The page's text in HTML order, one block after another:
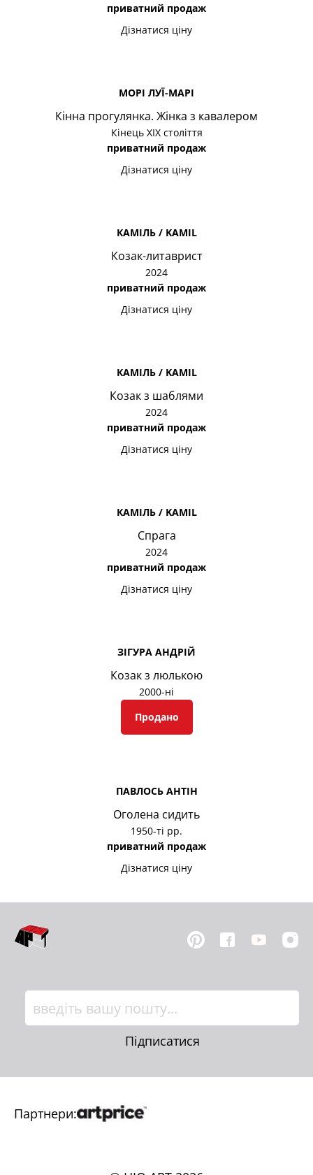
приватний продаж
Дізнатися ціну
МОРІ ЛУЇ-МАРІ
Кінна прогулянка. Жінка з кавалером
Кінець ХІХ століття
приватний продаж
Дізнатися ціну
КАМІЛЬ / KAMIL
Козак-литаврист
2024
приватний продаж
Дізнатися ціну
КАМІЛЬ / KAMIL
Козак з шаблями
2024
приватний продаж
Дізнатися ціну
КАМІЛЬ / KAMIL
Спрага
2024
приватний продаж
Дізнатися ціну
ЗІГУРА АНДРІЙ
Козак з люлькою
2000-ні
Продано
ПАВЛОСЬ АНТІН
Оголена сидить
1950-ті рр.
приватний продаж
Дізнатися ціну
Підписатися
Партнери: